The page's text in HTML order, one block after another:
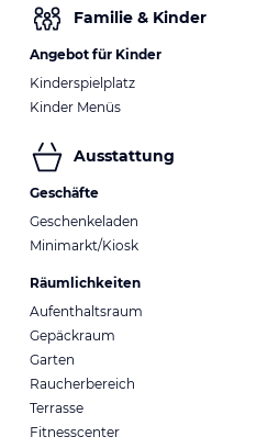
Familie & Kinder
Angebot für Kinder
Kinderspielplatz
Kinder Menüs
Ausstattung
Geschäfte
Geschenkeladen
Minimarkt/Kiosk
Räumlichkeiten
Aufenthaltsraum
Gepäckraum
Garten
Raucherbereich
Terrasse
Fitnesscenter